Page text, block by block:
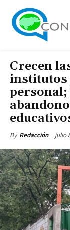
Crecen
institutos
personal;
By Redacción julio